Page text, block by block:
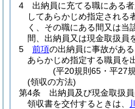
4
出納員に充てる職にある
してあらかじめ指定される
く、その職にある間又は当
間、出納員又は現金取扱員
5
前項の出納員に事故があ
あらかじめ指定する職員を
(平20規則65・平27
(領収の方法)
第4条
出納員及び現金取扱
領収書を交付するときは、